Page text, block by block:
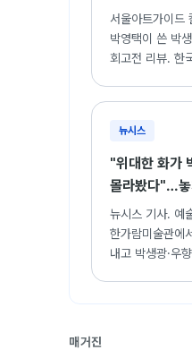
서울아트가이
서울아트가이드
박영택이 쓴 박
회고전 리뷰. 한
뉴시스
"위대한 화가
몰라봤다"…놓
- 뉴시스
뉴시스 기사. 예
한가람미술관에
내고 박생광·우
매거진